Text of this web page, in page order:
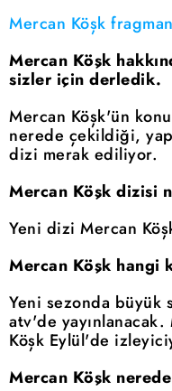
Mercan Köşk
Mercan Köşk
sizler için derledik.
Mercan Köşk'ün
nerede çekildiği,
dizi merak ediliyor.
Mercan Köşk dizisi
Yeni dizi Mercan
Mercan Köşk hangi
Yeni sezonda
atv'de
Köşk Eylül'de
Mercan Köşk